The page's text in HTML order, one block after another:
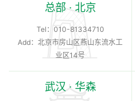
总部 · 北京
Tel： 010-81334710
Add：北京市房山区燕山东流水工
业区14号
武汉 · 华森